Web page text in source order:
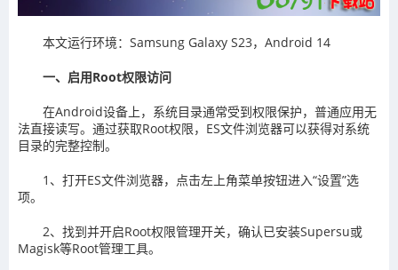
本文运行环境：Samsung Galaxy S23，Android 14
一、启用Root权限访问
在Android设备上，系统目录通常受到权限保护，普通应用无
法直接读写。通过获取Root权限，ES文件浏览器可以获得对系统
目录的完整控制。
1、打开ES文件浏览器，点击左上角菜单按钮进入“设置”选
项。
2、找到并开启Root权限管理开关，确认已安装Supersu或
Magisk等Root管理工具。